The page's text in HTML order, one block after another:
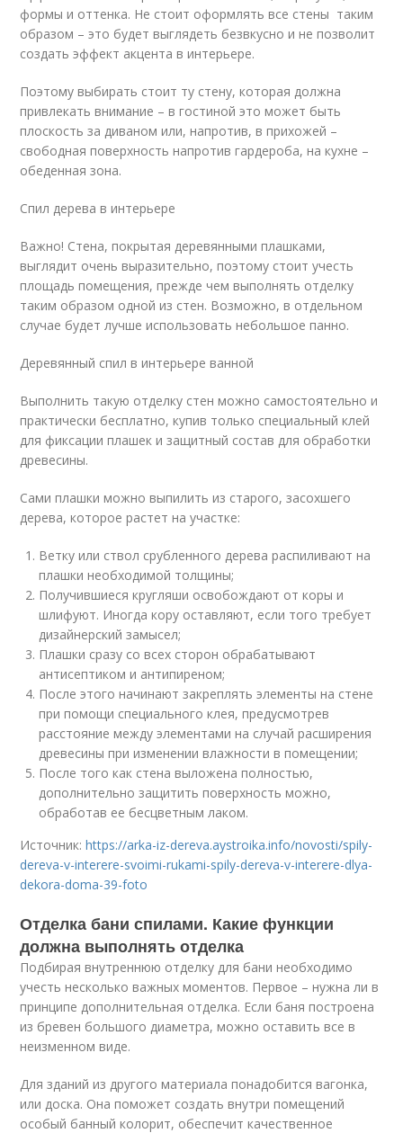
формы и оттенка. Не стоит оформлять все стены таким
образом – это будет выглядеть безвкусно и не позволит
создать эффект акцента в интерьере.
Поэтому выбирать стоит ту стену, которая должна
привлекать внимание – в гостиной это может быть
плоскость за диваном или, напротив, в прихожей –
свободная поверхность напротив гардероба, на кухне –
обеденная зона.
Спил дерева в интерьере
Важно! Стена, покрытая деревянными плашками,
выглядит очень выразительно, поэтому стоит учесть
площадь помещения, прежде чем выполнять отделку
таким образом одной из стен. Возможно, в отдельном
случае будет лучше использовать небольшое панно.
Деревянный спил в интерьере ванной
Выполнить такую отделку стен можно самостоятельно и
практически бесплатно, купив только специальный клей
для фиксации плашек и защитный состав для обработки
древесины.
Сами плашки можно выпилить из старого, засохшего
дерева, которое растет на участке:
Ветку или ствол срубленного дерева распиливают на
плашки необходимой толщины;
Получившиеся кругляши освобождают от коры и
шлифуют. Иногда кору оставляют, если того требует
дизайнерский замысел;
Плашки сразу со всех сторон обрабатывают
антисептиком и антипиреном;
После этого начинают закреплять элементы на стене
при помощи специального клея, предусмотрев
расстояние между элементами на случай расширения
древесины при изменении влажности в помещении;
После того как стена выложена полностью,
дополнительно защитить поверхность можно,
обработав ее бесцветным лаком.
Источник:https://arka-iz-dereva.aystroika.info/novosti/spily-
dereva-v-interere-svoimi-rukami-spily-dereva-v-interere-dlya-
dekora-doma-39-foto
Отделка бани спилами. Какие функции
должна выполнять отделка
Подбирая внутреннюю отделку для бани необходимо
учесть несколько важных моментов. Первое – нужна ли в
принципе дополнительная отделка. Если баня построена
из бревен большого диаметра, можно оставить все в
неизменном виде.
Для зданий из другого материала понадобится вагонка,
или доска. Она поможет создать внутри помещений
особый банный колорит, обеспечит качественное